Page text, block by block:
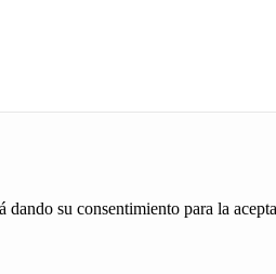
su consentimiento para la